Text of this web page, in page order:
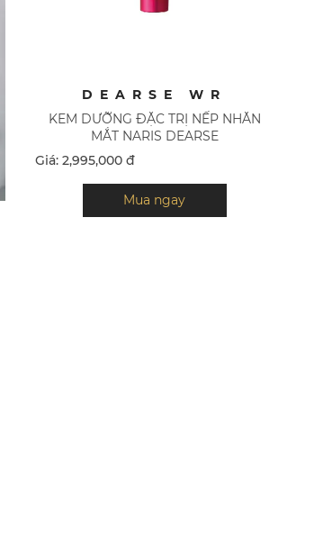
DEARSE WR
KEM DƯỠNG ĐẶC TRỊ NẾP NHĂN
MẮT NARIS DEARSE
Giá: 2,995,000 đ
Mua ngay